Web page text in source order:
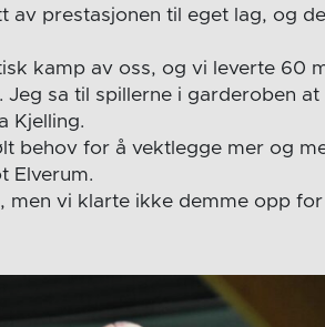
av prestasjonen til eget lag, og
kamp av oss, og vi leverte 60
Jeg sa til spillerne i garderoben
Kjelling.
behov for å vektlegge mer og
Elverum.
men vi klarte ikke demme opp